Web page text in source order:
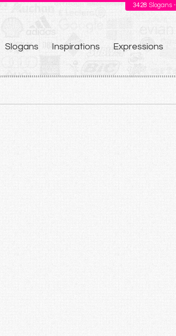
3428 Slogans -
Slogans Inspirations Expressions